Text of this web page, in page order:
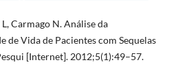
Carmago N. Análise da
de Vida de Pacientes com Sequelas
[Internet]. 2012;5(1):49–57.